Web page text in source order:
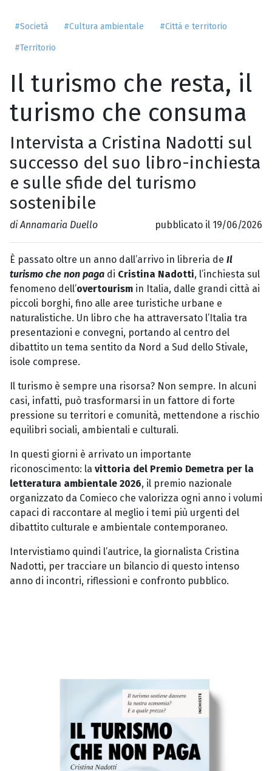
#Società #Cultura ambientale #Città e territorio
#Territorio
Il turismo che resta, il
turismo che consuma
Intervista a Cristina Nadotti sul
successo del suo libro-inchiesta
e sulle sfide del turismo
sostenibile
di Annamaria Duello pubblicato il 19/06/2026
È passato oltre un anno dall’arrivo in libreria de Il
turismo che non paga di Cristina Nadotti, l’inchiesta sul
fenomeno dell’overtourism in Italia, dalle grandi città ai
piccoli borghi, fino alle aree turistiche urbane e
naturalistiche. Un libro che ha attraversato l’Italia tra
presentazioni e convegni, portando al centro del
dibattito un tema sentito da Nord a Sud dello Stivale,
isole comprese.
Il turismo è sempre una risorsa? Non sempre. In alcuni
casi, infatti, può trasformarsi in un fattore di forte
pressione su territori e comunità, mettendone a rischio
equilibri sociali, ambientali e culturali.
In questi giorni è arrivato un importante
riconoscimento: la vittoria del Premio Demetra per la
letteratura ambientale 2026, il premio nazionale
organizzato da Comieco che valorizza ogni anno i volumi
capaci di raccontare al meglio i temi più urgenti del
dibattito culturale e ambientale contemporaneo.
Intervistiamo quindi l’autrice, la giornalista Cristina
Nadotti, per tracciare un bilancio di questo intenso
anno di incontri, riflessioni e confronto pubblico.